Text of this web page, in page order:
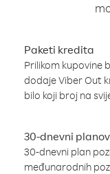
Paketi kredita
Prilikom kupovine
dodaje Viber Out
bilo koji broj na
30-dnevni
30-dnevni plan
međunarodnih